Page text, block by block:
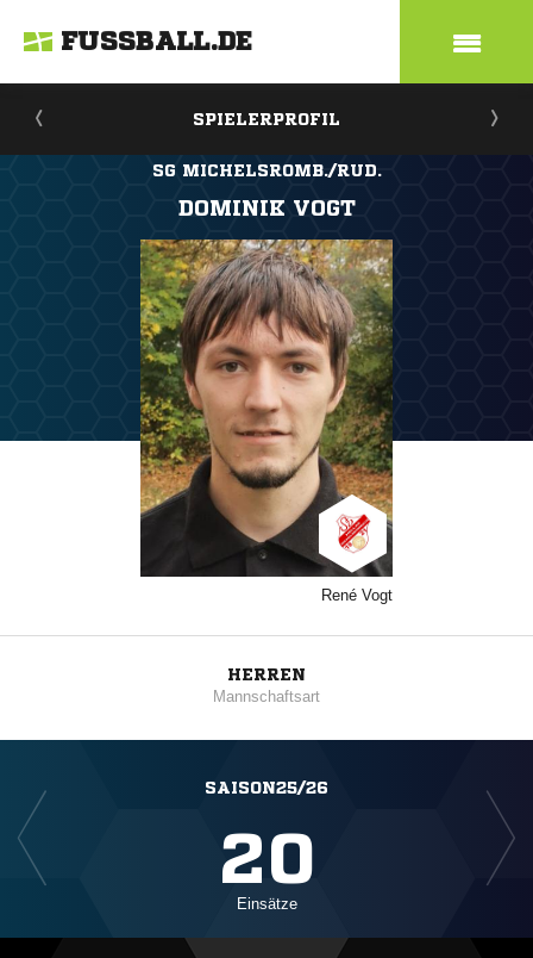
FUSSBALL.DE
SPIELERPROFIL
SG MICHELSROMB./RUD.
DOMINIK VOGT
René Vogt
HERREN
Mannschaftsart
SAISON25/26
20
Einsätze